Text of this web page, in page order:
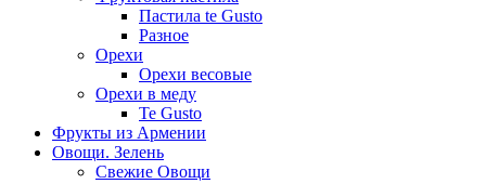
Пастила te Gusto
Разное
Орехи
Орехи весовые
Орехи в меду
Te Gusto
Фрукты из Армении
Овощи. Зелень
Свежие Овощи